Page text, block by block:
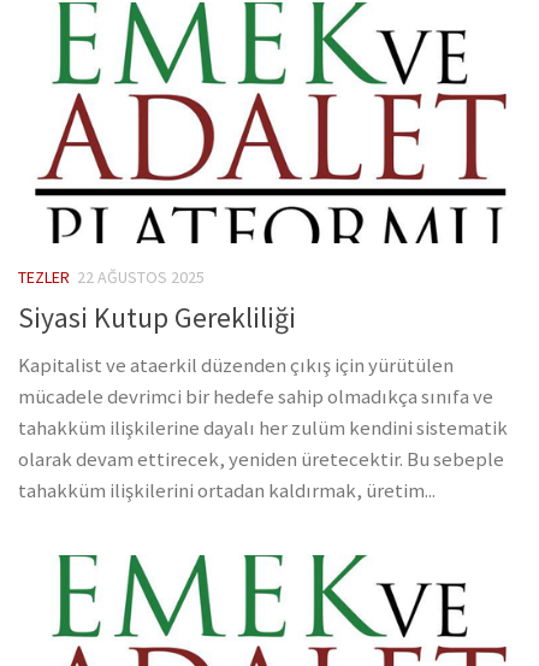
TEZLER 22 AĞUSTOS 2025
Siyasi Kutup Gerekliliği
Kapitalist ve ataerkil düzenden çıkış için yürütülen
mücadele devrimci bir hedefe sahip olmadıkça sınıfa ve
tahakküm ilişkilerine dayalı her zulüm kendini sistematik
olarak devam ettirecek, yeniden üretecektir. Bu sebeple
tahakküm ilişkilerini ortadan kaldırmak, üretim...